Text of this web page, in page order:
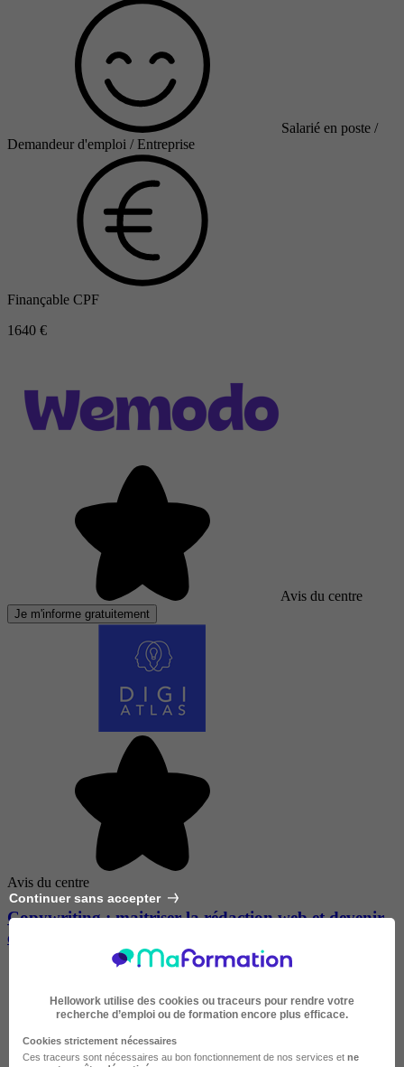
Salarié en poste /
Demandeur d'emploi / Entreprise
Finançable CPF
1640 €
Avis du centre
Je m'informe gratuitement
Avis du centre
Copywriting : maitriser la rédaction web et devenir
copywriter
Continuer sans accepter
Hellowork utilise des cookies ou traceurs pour rendre votre
recherche d’emploi ou de formation encore plus efficace.
Cookies strictement nécessaires
Ces traceurs sont nécessaires au bon fonctionnement de nos services et ne